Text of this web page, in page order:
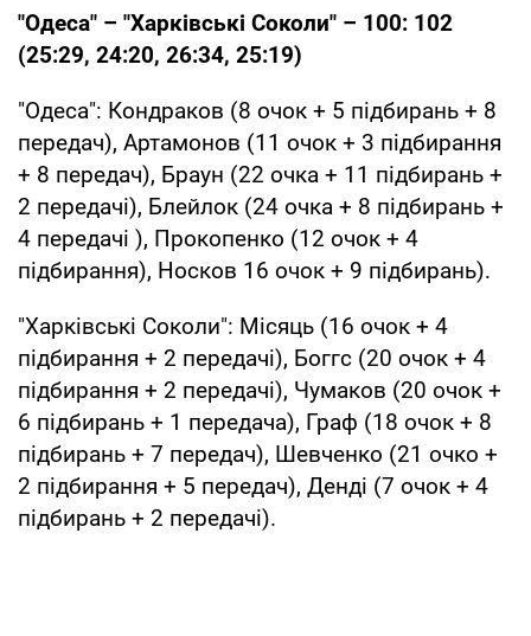
"Одеса" – "Харківські Соколи" – 100: 102
(25:29, 24:20, 26:34, 25:19)
"Одеса": Кондраков (8 очок + 5 підбирань + 8
передач), Артамонов (11 очок + 3 підбирання
+ 8 передач), Браун (22 очка + 11 підбирань +
2 передачі), Блейлок (24 очка + 8 підбирань +
4 передачі ), Прокопенко (12 очок + 4
підбирання), Носков 16 очок + 9 підбирань).
"Харківські Соколи": Місяць (16 очок + 4
підбирання + 2 передачі), Боггс (20 очок + 4
підбирання + 2 передачі), Чумаков (20 очок +
6 підбирань + 1 передача), Граф (18 очок + 8
підбирань + 7 передач), Шевченко (21 очко +
2 підбирання + 5 передач), Денді (7 очок + 4
підбирань + 2 передачі).